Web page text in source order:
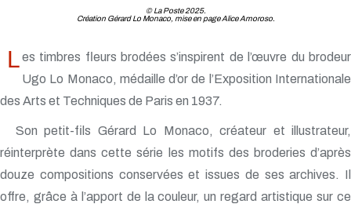
© La Poste 2025.
Création Gérard Lo Monaco, mise en page Alice Amoroso.
Les timbres fleurs brodées s’inspirent de l’œuvre du brodeur
Ugo Lo Monaco, médaille d’or de l’Exposition Internationale
des Arts et Techniques de Paris en 1937.
Son petit-fils Gérard Lo Monaco, créateur et illustrateur,
réinterprète dans cette série les motifs des broderies d’après
douze compositions conservées et issues de ses archives. Il
offre, grâce à l’apport de la couleur, un regard artistique sur ce